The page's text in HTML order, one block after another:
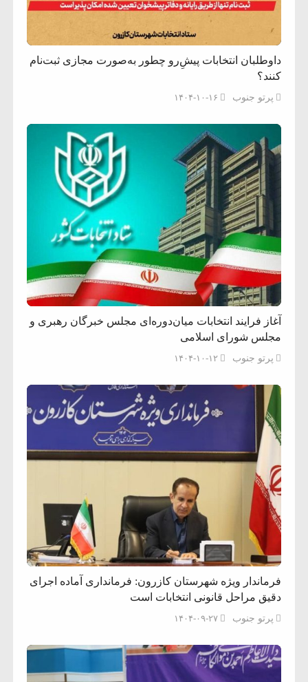
داوطلبان انتخابات پیش‌ِرو چطور به‌صورت مجازی ثبت‌نام
کنند؟
پرتو جنوب ۱۴۰۴-۱۰-۱۶
آغاز فرایند انتخابات میان‌دوره‌ای مجلس خبرگان رهبری و
مجلس شورای اسلامی
پرتو جنوب ۱۴۰۴-۱۰-۱۲
فرماندار ویژه شهرستان کازرون: فرمانداری‌ آماده اجرای
دقیق مراحل قانونی انتخابات است
پرتو جنوب ۱۴۰۴-۰۹-۲۷